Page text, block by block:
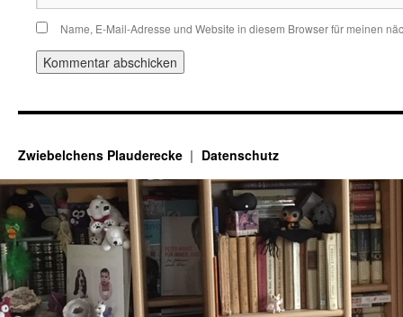
Name, E-Mail-Adresse und Website in diesem Browser für meinen
Zwiebelchens Plauderecke Datenschutz